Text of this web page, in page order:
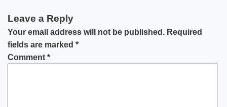
Leave a Reply
Your email address will not be published. Required
fields are marked *
Comment *